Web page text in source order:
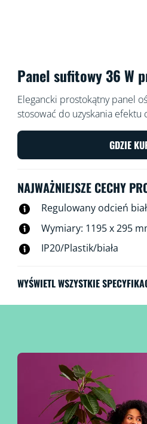
Panel sufitowy 36 W
Elegancki prostokątny panel
stosować do uzyskania efektu
światła. Panel jest łatwy do
funkcję przyciemniania i
stylu nowoczesnym.
GDZIE
NAJWAŻNIEJSZE CECHY
Regulowany odcień
Wymiary: 1195 x 295
IP20/Plastik/biała
WYŚWIETL WSZYSTKIE